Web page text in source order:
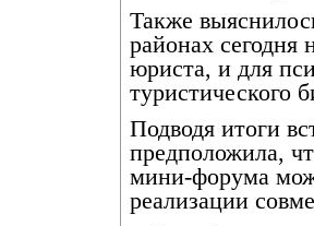
Также
районах сегодня
юриста, и для
туристического
Подводя итоги
предположила,
мини-форума
реализации